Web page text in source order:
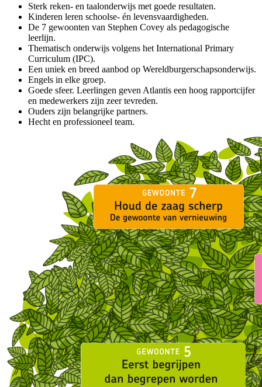
Sterk reken- en taalonderwijs met goede resultaten.
Kinderen leren schoolse- én levensvaardigheden.
De 7 gewoonten van Stephen Covey als pedagogische
leerlijn.
Thematisch onderwijs volgens het International Primary
Curriculum (IPC).
Een uniek en breed aanbod op Wereldburgerschapsonderwijs.
Engels in elke groep.
Goede sfeer. Leerlingen geven Atlantis een hoog rapportcijfer
en medewerkers zijn zeer tevreden.
Ouders zijn belangrijke partners.
Hecht en professioneel team.